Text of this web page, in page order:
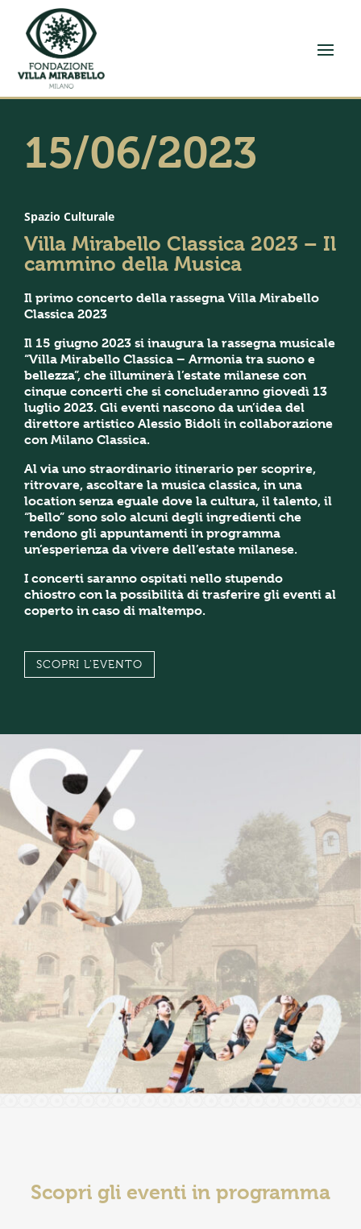
15/06/2023
Spazio Culturale
Villa Mirabello Classica 2023 – Il
cammino della Musica
Il primo concerto della rassegna Villa Mirabello
Classica 2023
Il 15 giugno 2023 si inaugura la rassegna musicale
“Villa Mirabello Classica – Armonia tra suono e
bellezza”, che illuminerà l’estate milanese con
cinque concerti che si concluderanno giovedì 13
luglio 2023. Gli eventi nascono da un’idea del
direttore artistico Alessio Bidoli in collaborazione
con Milano Classica.
Al via uno straordinario itinerario per scoprire,
ritrovare, ascoltare la musica classica, in una
location senza eguale dove la cultura, il talento, il
“bello” sono solo alcuni degli ingredienti che
rendono gli appuntamenti in programma
un’esperienza da vivere dell’estate milanese.
I concerti saranno ospitati nello stupendo
chiostro con la possibilità di trasferire gli eventi al
coperto in caso di maltempo.
SCOPRI L'EVENTO
Scopri gli eventi in programma